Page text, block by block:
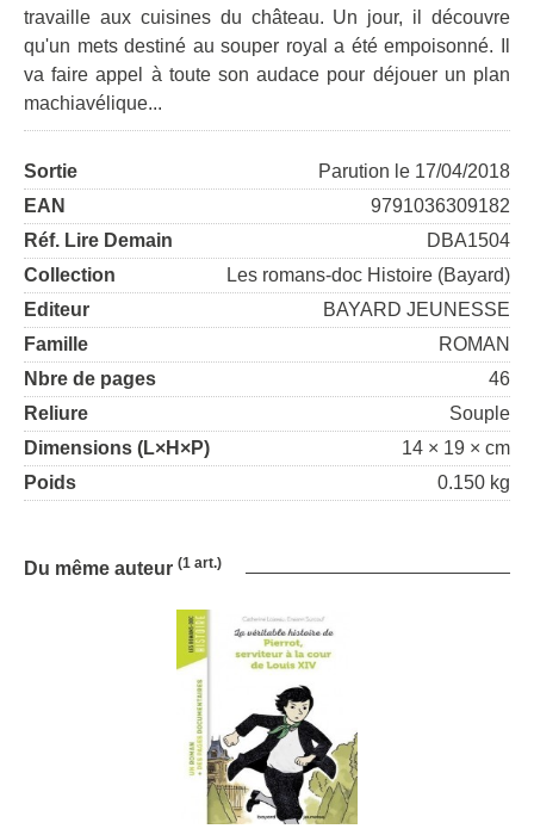
travaille aux cuisines du château. Un jour, il découvre
qu'un mets destiné au souper royal a été empoisonné. Il
va faire appel à toute son audace pour déjouer un plan
machiavélique...
Sortie
Parution le 17/04/2018
EAN
9791036309182
Réf. Lire Demain
DBA1504
Collection
Les romans-doc Histoire (Bayard)
Editeur
BAYARD JEUNESSE
Famille
ROMAN
Nbre de pages
46
Reliure
Souple
Dimensions (L×H×P)
14 × 19 × cm
Poids
0.150 kg
Du même auteur (1 art.)